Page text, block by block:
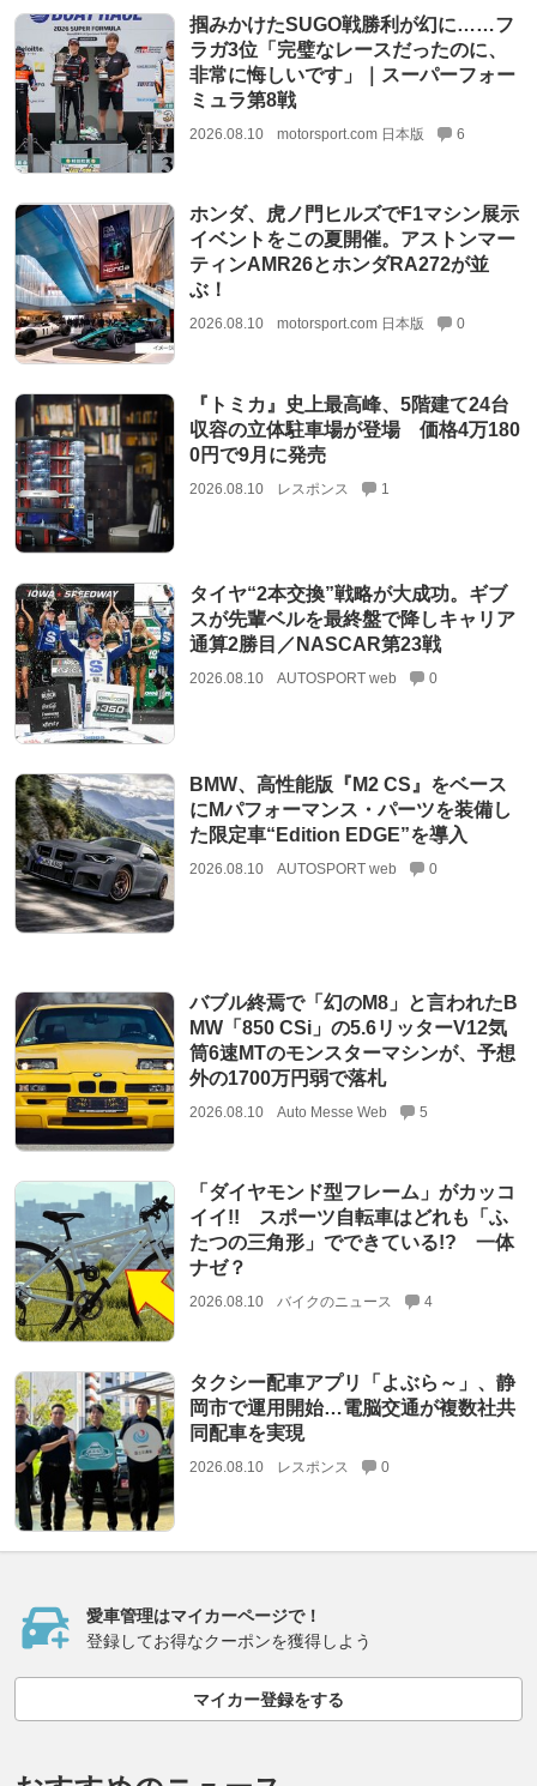
掴みかけたSUGO戦勝利が幻に……フ
ラガ3位「完璧なレースだったのに、
非常に悔しいです」｜スーパーフォー
ミュラ第8戦
2026.08.10 motorsport.com 日本版 6
ホンダ、虎ノ門ヒルズでF1マシン展示
イベントをこの夏開催。アストンマー
ティンAMR26とホンダRA272が並
ぶ！
2026.08.10 motorsport.com 日本版 0
『トミカ』史上最高峰、5階建て24台
収容の立体駐車場が登場 価格4万180
0円で9月に発売
2026.08.10 レスポンス 1
タイヤ“2本交換”戦略が大成功。ギブ
スが先輩ベルを最終盤で降しキャリア
通算2勝目／NASCAR第23戦
2026.08.10 AUTOSPORT web 0
BMW、高性能版『M2 CS』をベース
にMパフォーマンス・パーツを装備し
た限定車“Edition EDGE”を導入
2026.08.10 AUTOSPORT web 0
バブル終焉で「幻のM8」と言われたB
MW「850 CSi」の5.6リッターV12気
筒6速MTのモンスターマシンが、予想
外の1700万円弱で落札
2026.08.10 Auto Messe Web 5
「ダイヤモンド型フレーム」がカッコ
イイ!! スポーツ自転車はどれも「ふ
たつの三角形」でできている!? 一体
ナゼ？
2026.08.10 バイクのニュース 4
タクシー配車アプリ「よぶら～」、静
岡市で運用開始…電脳交通が複数社共
同配車を実現
2026.08.10 レスポンス 0
愛車管理はマイカーページで！
登録してお得なクーポンを獲得しよう
マイカー登録をする